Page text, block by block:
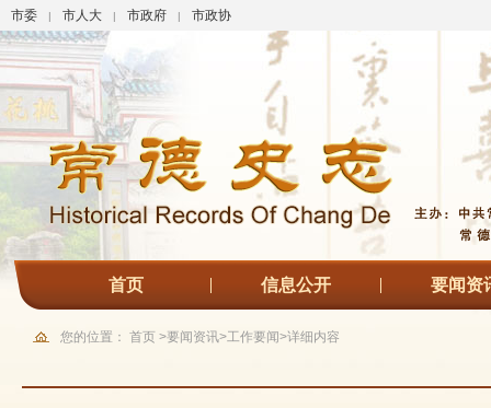
市委 | 市人大 | 市政府 | 市政协
首页 信息公开 要闻资
您的位置： 首页 >要闻资讯>工作要闻>详细内容